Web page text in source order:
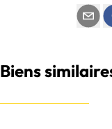
Biens